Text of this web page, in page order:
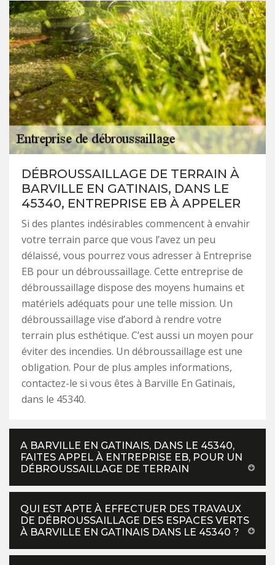
DÉBROUSSAILLAGE DE TERRAIN À
BARVILLE EN GATINAIS, DANS LE
45340, ENTREPRISE EB À APPELER
Si des plantes indésirables commencent à envahir
votre terrain parce que vous l’avez un peu
délaissé, vous pourrez vous adresser à Entreprise
EB pour un débroussaillage. Cette entreprise de
débroussaillage dispose des moyens humains et
matériels adéquats pour une telle mission. Un
débroussaillage vise d’abord à rendre votre
terrain plus esthétique. C’est aussi un moyen pour
éviter des incendies. Un débroussaillage est une
obligation. Pour de plus amples informations,
contactez-le si vous êtes à Barville En Gatinais,
dans le 45340.
A BARVILLE EN GATINAIS, DANS LE 45340,
FAITES APPEL À ENTREPRISE EB, POUR UN
DÉBROUSSAILLAGE DE TERRAIN
QUI EST APTE À EFFECTUER DES TRAVAUX
DE DÉBROUSSAILLAGE DES ESPACES VERTS
À BARVILLE EN GATINAIS DANS LE 45340 ?